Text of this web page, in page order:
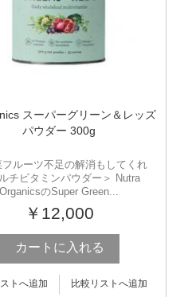
スーパーグリーン＆レッズ
パウダー 300g
ルーツ不足の解消もしてくれ
チビタミンパウダー＞ Nutra
OrganicsのSuper Green...
￥12,000
カートに入れる
トへ追加 比較リストへ追加